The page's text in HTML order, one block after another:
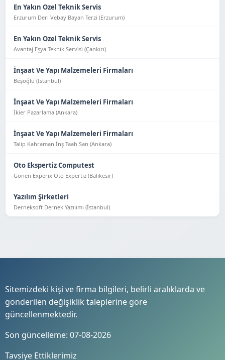
En Yakın Ozel Teknik Servis
Erzurum Deri Vebay Bayan Terzi (Erzurum)
En Yakın Ozel Teknik Servis
Avantaj Eşya Tekni̇k Servi̇si̇ (Çankırı)
İnşaat Ve Yapı Malzemeleri Firmaları
Beşoğlu (İstanbul)
İnşaat Ve Yapı Malzemeleri Firmaları
İkier Pazarlama (Ankara)
İnşaat Ve Yapı Malzemeleri Firmaları
Talip Kahraman İnş Taah San (Ankara)
Oto Ekspertiz Computest
Gönen Experix Oto Expertiz (Balıkesir)
Yazılım Şirketleri
Derneksoft Dernek Yazılımı (İstanbul)
Sitemizdeki kişi ve firma bilgileri, belirli aralıklarda ve
gönderilen değişiklik taleplerine göre
güncellenmektedir.
Son güncelleme: 07-08-2026
Tavsiye Ettiklerimiz